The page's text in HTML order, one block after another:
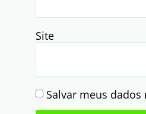
Site
Salvar meus